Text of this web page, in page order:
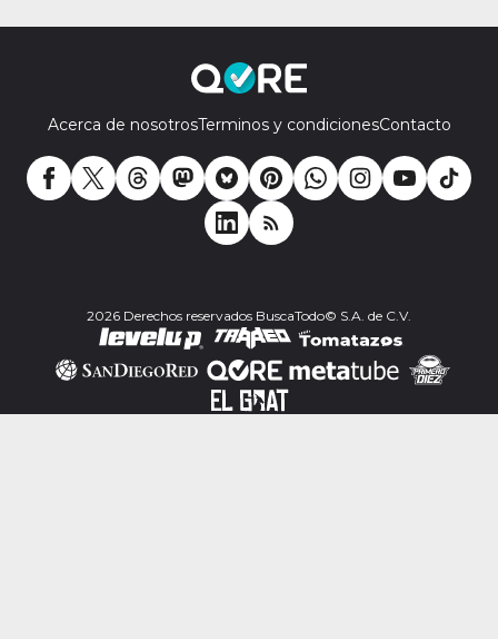
Acerca de nosotrosTerminos y condicionesContacto
2026 Derechos reservados BuscaTodo© S.A. de C.V.